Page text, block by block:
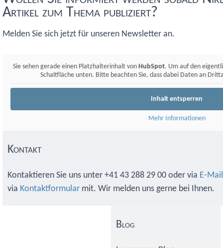
Artikel zum Thema publiziert?
Melden Sie sich jetzt für unseren Newsletter an.
Sie sehen gerade einen Platzhalterinhalt von HubSpot. Um auf den
Schaltfläche unten. Bitte beachten Sie, dass dabei Daten an
Inhalt entsperren
Mehr Informationen
Kontakt
Kontaktieren Sie uns unter +41 43 288 29 00 oder via E-Mail
via Kontaktformular mit. Wir melden uns gerne bei Ihnen.
Sidebar
Blog